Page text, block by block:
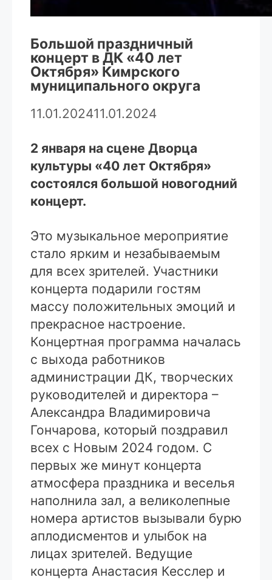
Большой праздничный
концерт в ДК «40 лет
Октября» Кимрского
муниципального округа
11.01.202411.01.2024
2 января на сцене Дворца
культуры «40 лет Октября»
состоялся большой новогодний
концерт.
Это музыкальное мероприятие
стало ярким и незабываемым
для всех зрителей. Участники
концерта подарили гостям
массу положительных эмоций и
прекрасное настроение.
Концертная программа началась
с выхода работников
администрации ДК, творческих
руководителей и директора –
Александра Владимировича
Гончарова, который поздравил
всех с Новым 2024 годом. С
первых же минут концерта
атмосфера праздника и веселья
наполнила зал, а великолепные
номера артистов вызывали бурю
аплодисментов и улыбок на
лицах зрителей. Ведущие
концерта Анастасия Кесслер и